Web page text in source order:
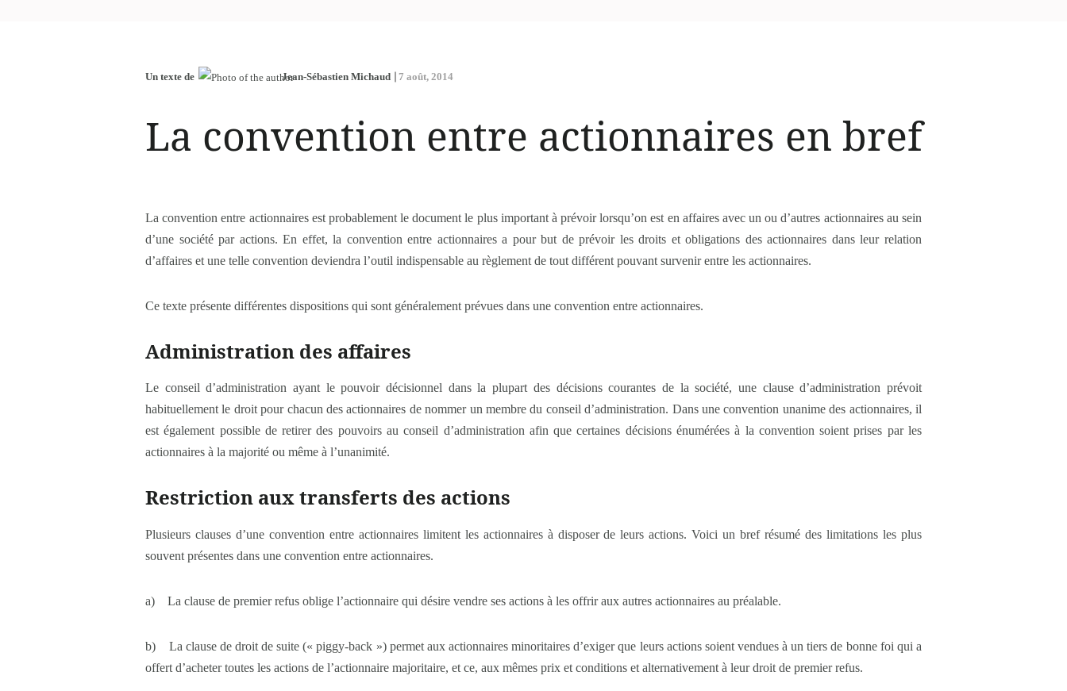
Un texte de Jean-Sébastien Michaud 7 août, 2014
La convention entre actionnaires en bref
La convention entre actionnaires est probablement le document le plus important à prévoir lorsqu’on est en affaires avec un ou d’autres actionnaires au sein
d’une société par actions. En effet, la convention entre actionnaires a pour but de prévoir les droits et obligations des actionnaires dans leur relation
d’affaires et une telle convention deviendra l’outil indispensable au règlement de tout différent pouvant survenir entre les actionnaires.
Ce texte présente différentes dispositions qui sont généralement prévues dans une convention entre actionnaires.
Administration des affaires
Le conseil d’administration ayant le pouvoir décisionnel dans la plupart des décisions courantes de la société, une clause d’administration prévoit
habituellement le droit pour chacun des actionnaires de nommer un membre du conseil d’administration. Dans une convention unanime des actionnaires, il
est également possible de retirer des pouvoirs au conseil d’administration afin que certaines décisions énumérées à la convention soient prises par les
actionnaires à la majorité ou même à l’unanimité.
Restriction aux transferts des actions
Plusieurs clauses d’une convention entre actionnaires limitent les actionnaires à disposer de leurs actions. Voici un bref résumé des limitations les plus
souvent présentes dans une convention entre actionnaires.
a) La clause de premier refus oblige l’actionnaire qui désire vendre ses actions à les offrir aux autres actionnaires au préalable.
b) La clause de droit de suite (« piggy-back ») permet aux actionnaires minoritaires d’exiger que leurs actions soient vendues à un tiers de bonne foi qui a
offert d’acheter toutes les actions de l’actionnaire majoritaire, et ce, aux mêmes prix et conditions et alternativement à leur droit de premier refus.